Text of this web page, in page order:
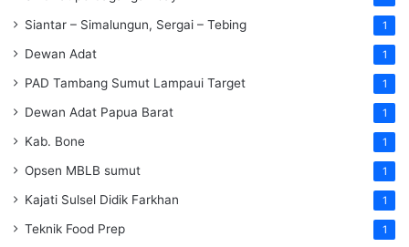
Siantar – Simalungun, Sergai – Tebing 1
Dewan Adat 1
PAD Tambang Sumut Lampaui Target 1
Dewan Adat Papua Barat 1
Kab. Bone 1
Opsen MBLB sumut 1
Kajati Sulsel Didik Farkhan 1
Teknik Food Prep 1